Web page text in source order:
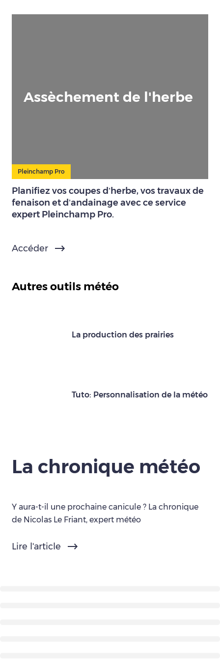
Assèchement de l'herbe
Pleinchamp Pro
Planifiez vos coupes d’herbe, vos travaux de
fenaison et d’andainage avec ce service
expert Pleinchamp Pro.
Accéder
Autres outils météo
La production des prairies
Tuto: Personnalisation de la météo
La chronique météo
Y aura-t-il une prochaine canicule ? La chronique
de Nicolas Le Friant, expert météo
Lire l'article